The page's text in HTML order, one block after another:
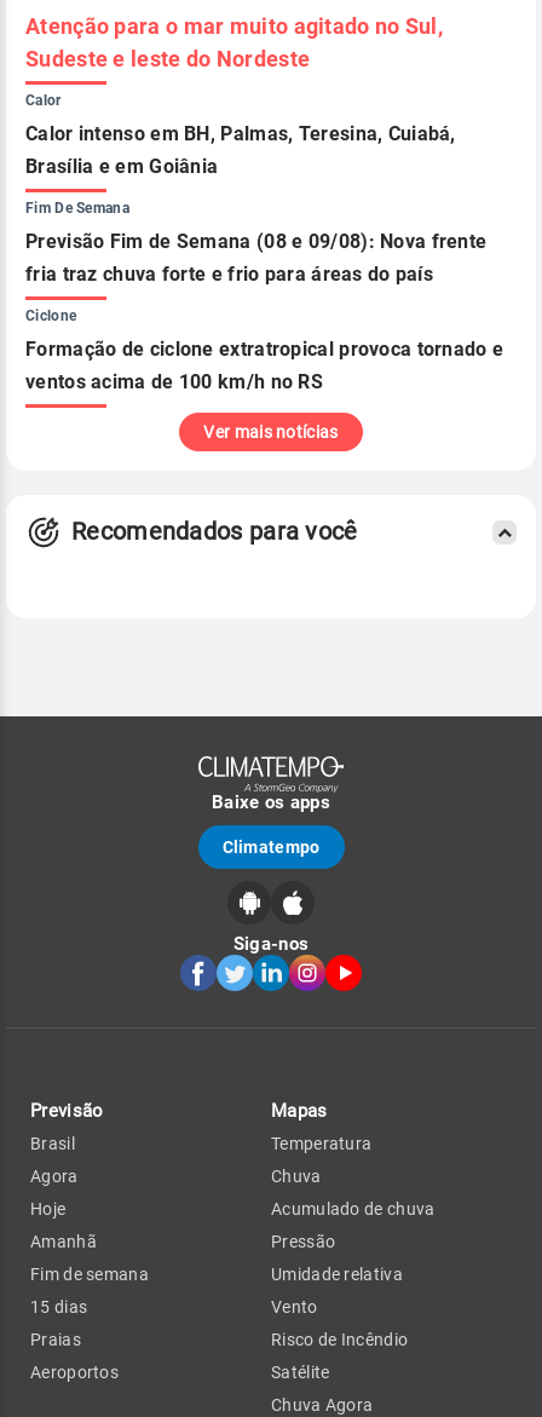
Atenção para o mar muito agitado no Sul,
Sudeste e leste do Nordeste
Calor
Calor intenso em BH, Palmas, Teresina, Cuiabá,
Brasília e em Goiânia
Fim De Semana
Previsão Fim de Semana (08 e 09/08): Nova frente
fria traz chuva forte e frio para áreas do país
Ciclone
Formação de ciclone extratropical provoca tornado e
ventos acima de 100 km/h no RS
Ver mais notícias
Recomendados para você
Baixe os apps
Climatempo
Siga-nos
Previsão
Brasil
Agora
Hoje
Amanhã
Fim de semana
15 dias
Praias
Aeroportos
Mapas
Temperatura
Chuva
Acumulado de chuva
Pressão
Umidade relativa
Vento
Risco de Incêndio
Satélite
Chuva Agora